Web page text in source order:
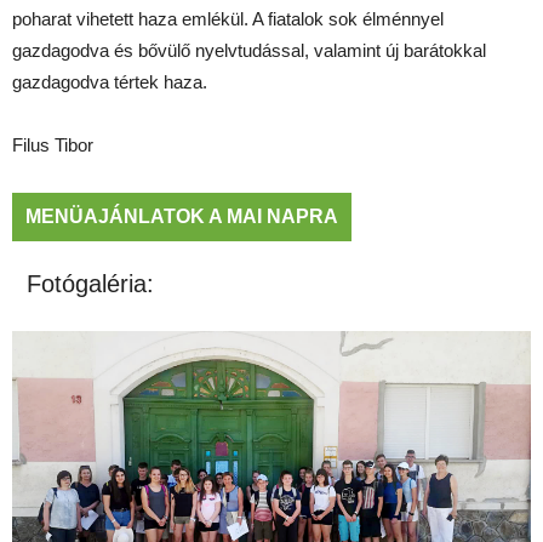
poharat vihetett haza emlékül. A fiatalok sok élménnyel
gazdagodva és bővülő nyelvtudással, valamint új barátokkal
gazdagodva tértek haza.
Filus Tibor
MENÜAJÁNLATOK A MAI NAPRA
Fotógaléria: